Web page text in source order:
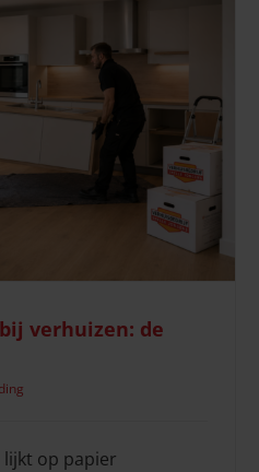
verhuizen: de
lijkt op papier